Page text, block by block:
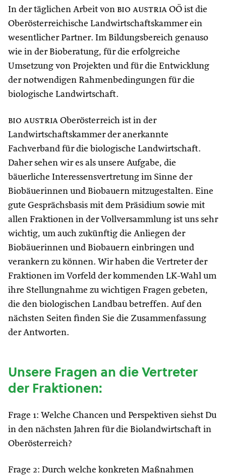
In der täglichen Arbeit von bio austria OÖ ist die
Oberösterreichische Landwirtschaftskammer ein
wesentlicher Partner. Im Bildungsbereich genauso
wie in der Bioberatung, für die erfolgreiche
Umsetzung von Projekten und für die Entwicklung
der notwendigen Rahmenbedingungen für die
biologische Landwirtschaft.
bio austria Oberösterreich ist in der
Landwirtschaftskammer der anerkannte
Fachverband für die biologische Landwirtschaft.
Daher sehen wir es als unsere Aufgabe, die
bäuerliche Interessensvertretung im Sinne der
Biobäuerinnen und Biobauern mitzugestalten. Eine
gute Gesprächsbasis mit dem Präsidium sowie mit
allen Fraktionen in der Vollversammlung ist uns sehr
wichtig, um auch zukünftig die Anliegen der
Biobäuerinnen und Biobauern einbringen und
verankern zu können. Wir haben die Vertreter der
Fraktionen im Vorfeld der kommenden LK-Wahl um
ihre Stellungnahme zu wichtigen Fragen gebeten,
die den biologischen Landbau betreffen. Auf den
nächsten Seiten finden Sie die Zusammenfassung
der Antworten.
Unsere Fragen an die Vertreter
der Fraktionen:
Frage 1: Welche Chancen und Perspektiven siehst Du
in den nächsten Jahren für die Biolandwirtschaft in
Oberösterreich?
Frage 2: Durch welche konkreten Maßnahmen